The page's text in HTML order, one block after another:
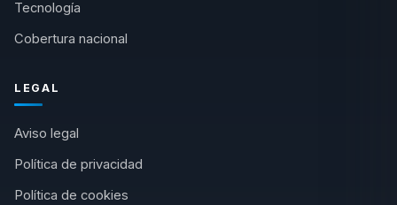
Tecnología
Cobertura nacional
LEGAL
Aviso legal
Política de privacidad
Política de cookies